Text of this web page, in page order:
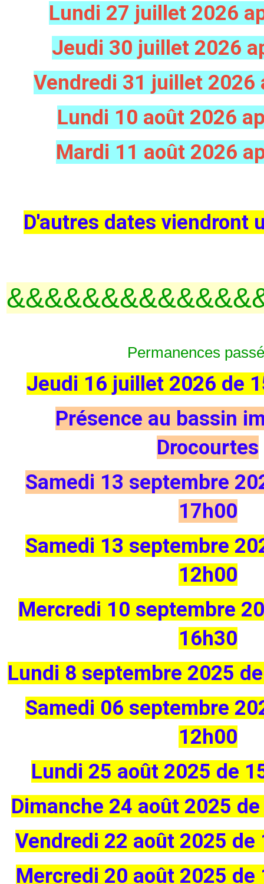
Lundi 27 juillet 2026
Jeudi 30 juillet 2026
Vendredi 31 juillet
Lundi 10 août 2026
Mardi 11 août 2026
D'autres dates viendront
Permanences
Jeudi 16 juillet 2026 de
Présence au bassin
Drocourtes
Samedi 13 septembre
17h00
Samedi 13 septembre
12h00
Mercredi 10 septembre
16h30
Lundi 8 septembre 2025
Samedi 06 septembre
12h00
Lundi 25 août 2025 de
Dimanche 24 août 2025
Vendredi 22 août 2025 de
Mercredi 20 août 2025 de